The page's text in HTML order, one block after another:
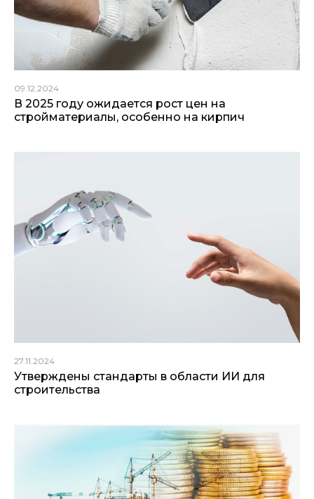
09.12.2024
В 2025 году ожидается рост цен на
стройматериалы, особенно на кирпич
27.11.2024
Утверждены стандарты в области ИИ для
строительства